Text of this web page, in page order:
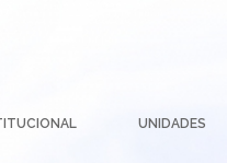
UNIDADES